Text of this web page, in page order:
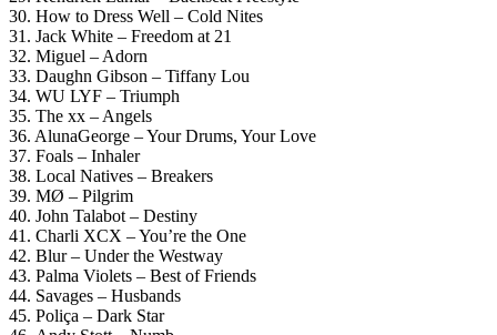
30. How to Dress Well – Cold Nites
31. Jack White – Freedom at 21
32. Miguel – Adorn
33. Daughn Gibson – Tiffany Lou
34. WU LYF – Triumph
35. The xx – Angels
36. AlunaGeorge – Your Drums, Your Love
37. Foals – Inhaler
38. Local Natives – Breakers
39. MØ – Pilgrim
40. John Talabot – Destiny
41. Charli XCX – You’re the One
42. Blur – Under the Westway
43. Palma Violets – Best of Friends
44. Savages – Husbands
45. Poliça – Dark Star